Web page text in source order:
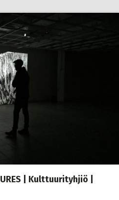
| Kulttuurityhjiö |